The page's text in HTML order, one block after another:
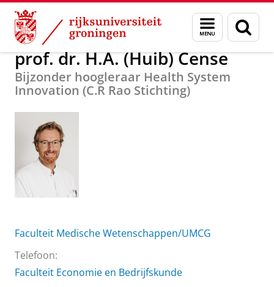
Skip
Content
Skip
Navigation
Menu
en
zoeken
Over ons prof. dr. H.A. (Huib) Cense
prof. dr. H.A. (Huib) Cense
Bijzonder hoogleraar Health System
Innovation (C.R Rao Stichting)
Faculteit Medische Wetenschappen/UMCG
Telefoon:
Faculteit Economie en Bedrijfskunde